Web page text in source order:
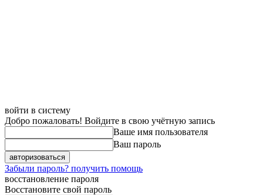
войти в систему
Добро пожаловать! Войдите в свою учётную запись
Ваше имя пользователя
Ваш пароль
Забыли пароль? получить помощь
восстановление пароля
Восстановите свой пароль